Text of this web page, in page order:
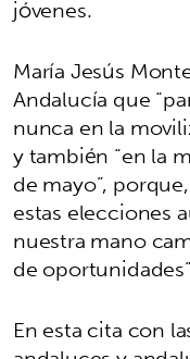
jóvenes.
María Jesús
Andalucía que
nunca en la
y también “en la
de mayo”,
estas elecciones
nuestra mano
de
En esta cita con